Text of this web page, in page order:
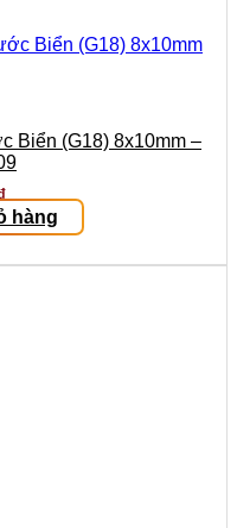
Biển (G18) 8x10mm –
hàng